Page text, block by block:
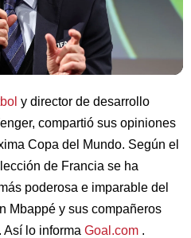
y director de desarrollo
compartió sus opiniones
Copa del Mundo. Según el
de Francia se ha
poderosa e imparable del
Mbappé y sus compañeros
Así lo informa Goal.com .